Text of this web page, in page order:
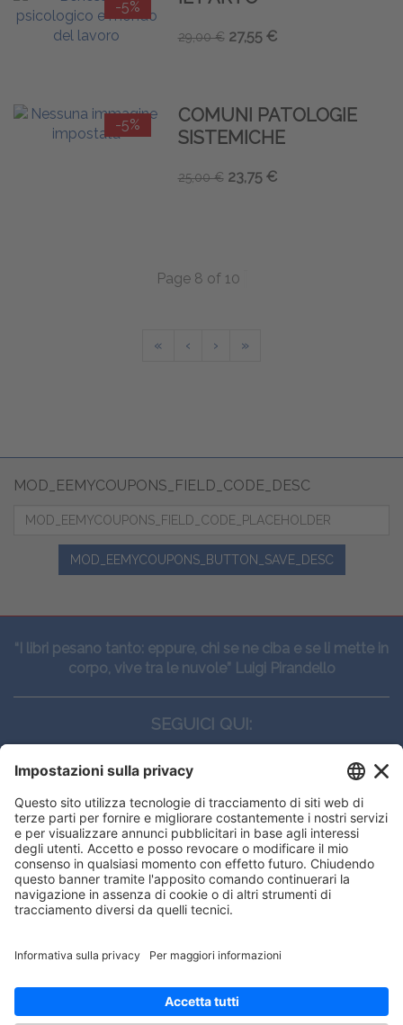
-5%
29,00 € 27,55 €
-5%
COMUNI PATOLOGIE
SISTEMICHE
25,00 € 23,75 €
Page 8 of 10
« ‹ › »
you get the best experience on our
Got it!
MOD_EEMYCOUPONS_FIELD_CODE_DESC
MOD_EEMYCOUPONS_BUTTON_SAVE_DESC
“I libri pesano tanto: eppure, chi se ne ciba e se li mette in
corpo, vive tra le nuvole” Luigi Pirandello
SEGUICI QUI:
CONTATTI
Edi.Ermes srl
Viale E. Forlanini, 21 - 20134, Milano
(+39)027021121
E-mail:eeinfo@eenet.it
ORARI
Lunedì — Giovedì: - 08:30 - 13:00 – 14:00 - 17:30
Venerdì: - 08:30 - 13:00 – 14:00 - 16:00